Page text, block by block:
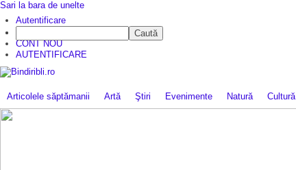
CONT NOU
AUTENTIFICARE
Articolele săptămanii Artă Ştiri Evenimente Natură Cultură
Sari la bara de unelte
Autentificare
Caută